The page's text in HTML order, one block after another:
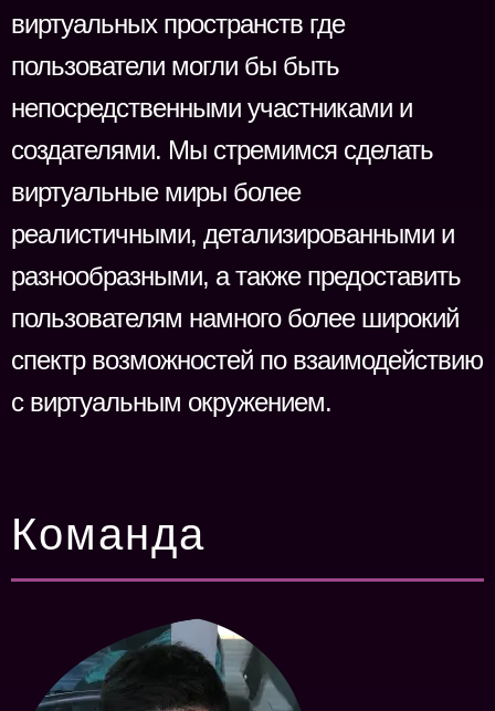
виртуальных пространств где
пользователи могли бы быть
непосредственными участниками и
создателями. Мы стремимся сделать
виртуальные миры более
реалистичными, детализированными и
разнообразными, а также предоставить
пользователям намного более широкий
спектр возможностей по взаимодействию
с виртуальным окружением.
Команда